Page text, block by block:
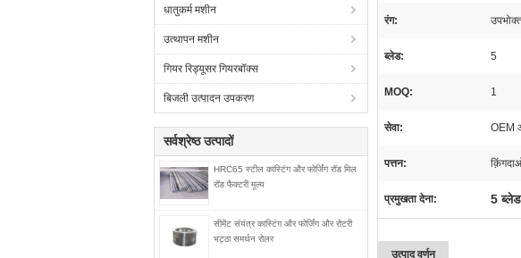
धातुकर्म मशीन
उत्थापन मशीन
गियर रिड्यूसर गियरबॉक्स
बिजली उत्पादन उपकरण
सर्वश्रेष्ठ उत्पादों
HRC65 स्टील कास्टिंग और फोर्जिंग रॉड मिल
रॉड फैक्टरी मूल्य
सीमेंट संयंत्र कास्टिंग और फोर्जिंग और रोटरी
भट्ठा समर्थन रोलर
रंग:
ब्लेड: 5
MOQ: 1
सेवा: OEM
पत्तन:
प्रमुखता देना: 5 ब्लेड
उत्पाद वर्णन